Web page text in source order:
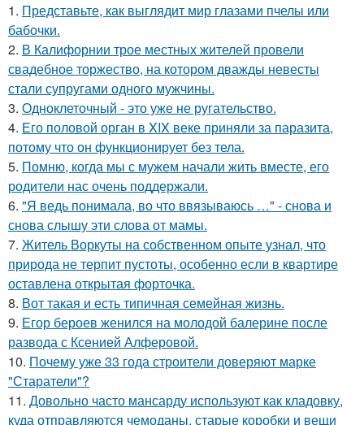
1. Представьте, как выглядит мир глазами пчелы или
бабочки.
2. В Калифорнии трое местных жителей провели
свадебное торжество, на котором дважды невесты
стали супругами одного мужчины.
3. Одноклеточный - это уже не ругательство.
4. Его половой орган в XIX веке приняли за паразита,
потому что он функционирует без тела.
5. Помню, когда мы с мужем начали жить вместе, его
родители нас очень поддержали.
6. "Я ведь понимала, во что ввязываюсь …" - снова и
снова слышу эти слова от мамы.
7. Житель Воркуты на собственном опыте узнал, что
природа не терпит пустоты, особенно если в квартире
оставлена открытая форточка.
8. Вот такая и есть типичная семейная жизнь.
9. Егор бероев женился на молодой балерине после
развода с Ксенией Алферовой.
10. Почему уже 33 года строители доверяют марке
"Старатели"?
11. Довольно часто мансарду используют как кладовку,
куда отправляются чемоданы, старые коробки и вещи